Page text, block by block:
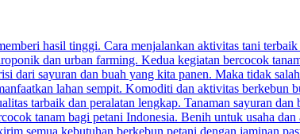
hasil tinggi. Cara menjalankan aktivitas tani
dan urban farming. Kedua kegiatan bercocok
dari sayuran dan buah yang kita panen. Maka tidak
lahan sempit. Komoditi dan aktivitas berkebun
tarbaik dan peralatan lengkap. Tanaman sayuran dan
tanam bagi petani Indonesia. Benih untuk usaha
semua kebutuhan berkebun petani dengan jaminan